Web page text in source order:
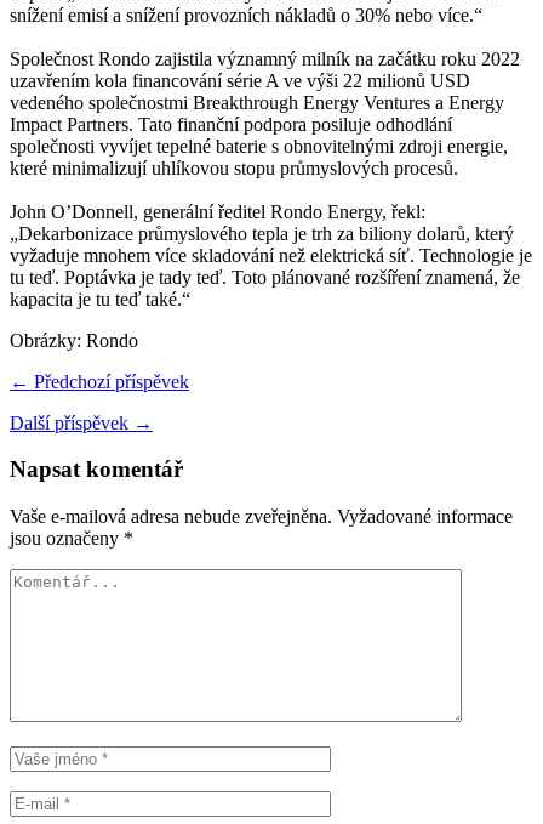
snížení emisí a snížení provozních nákladů o 30% nebo více.“
Společnost Rondo zajistila významný milník na začátku roku 2022
uzavřením kola financování série A ve výši 22 milionů USD
vedeného společnostmi Breakthrough Energy Ventures a Energy
Impact Partners. Tato finanční podpora posiluje odhodlání
společnosti vyvíjet tepelné baterie s obnovitelnými zdroji energie,
které minimalizují uhlíkovou stopu průmyslových procesů.
John O’Donnell, generální ředitel Rondo Energy, řekl:
„Dekarbonizace průmyslového tepla je trh za biliony dolarů, který
vyžaduje mnohem více skladování než elektrická síť. Technologie je
tu teď. Poptávka je tady teď. Toto plánované rozšíření znamená, že
kapacita je tu teď také.“
Obrázky: Rondo
← Předchozí příspěvek
Další příspěvek →
Napsat komentář
Vaše e-mailová adresa nebude zveřejněna. Vyžadované informace
jsou označeny *